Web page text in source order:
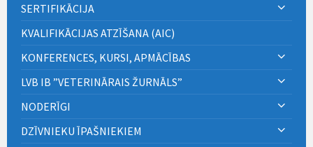
SERTIFIKĀCIJA
KVALIFIKĀCIJAS ATZĪŠANA (AIC)
KONFERENCES, KURSI, APMĀCĪBAS
LVB IB ”VETERINĀRAIS ŽURNĀLS”
NODERĪGI
DZĪVNIEKU ĪPAŠNIEKIEM